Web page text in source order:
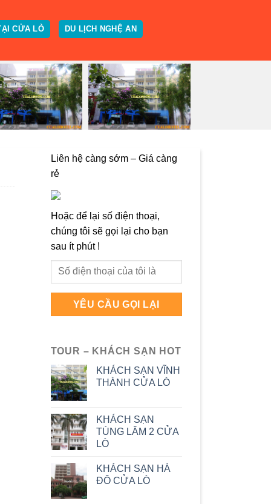
CỬA LÒ DU LỊCH NGHỆ AN
Liên hệ càng sớm – Giá càng
rẻ
Hoặc để lại số điện thoại,
chúng tôi sẽ gọi lại cho bạn
sau ít phút !
TOUR – KHÁCH SẠN HOT
KHÁCH SẠN VĨNH
THÀNH CỬA LÒ
KHÁCH SẠN
TÙNG LÂM 2 CỬA
LÒ
KHÁCH SẠN HÀ
ĐÔ CỬA LÒ